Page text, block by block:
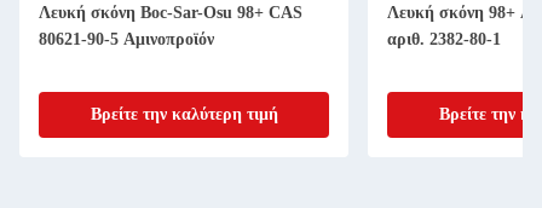
Λευκή σκόνη Boc-Sar-Osu 98+ CAS
80621-90-5 Αμινοπροϊόν
Βρείτε την καλύτερη τιμή
Λευκή σκόνη 98+
αριθ. 2382-80-1
Βρείτε την